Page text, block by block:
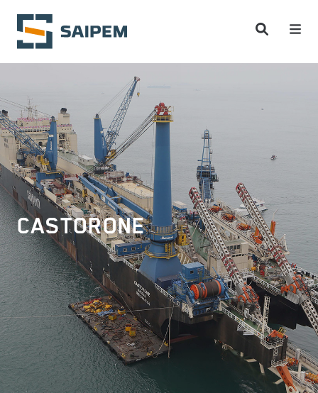
Salta al contenuto principale
CASTORONE